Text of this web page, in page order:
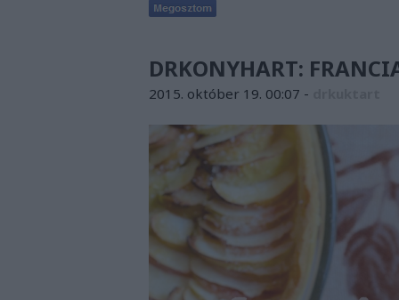
DRKONYHART:
2015. október 19. 00:07 -